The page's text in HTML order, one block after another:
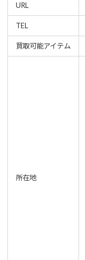
URL
TEL
買取可能アイテム
所在地